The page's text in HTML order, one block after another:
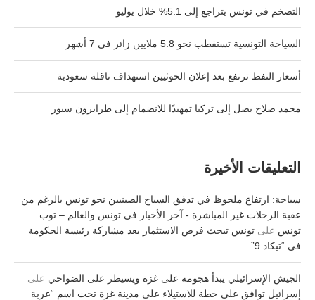
التضخم في تونس يتراجع إلى 5.1% خلال يوليو
السياحة التونسية تستقطب نحو 5.8 ملايين زائر في 7 أشهر
أسعار النفط ترتفع بعد إعلان الحوثيين استهداف ناقلة سعودية
محمد صلاح يصل إلى تركيا تمهيدًا للانضمام إلى طرابزون سبور
التعليقات الأخيرة
سياحة: ارتفاع ملحوظ في تدفق السياح الصينيين نحو تونس بالرغم من
عقبة الرحلات غير المباشرة - آخر الأخبار في تونس والعالم – توب
تونس على تونس تبحث فرص الاستثمار بعد مشاركة رئيسة الحكومة
في “تيكاد 9”
الجيش الإسرائيلي يبدأ هجومه على غزة ويسيطر على الضواحي على
إسرائيل توافق على خطة للاستيلاء على مدينة غزة تحت اسم “عربة